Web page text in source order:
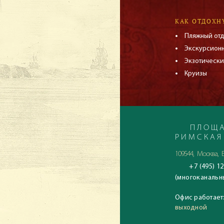
КАК
Пляжный
Круизы
РИМСКАЯ
109544, Москва,
+7 (495)
Офис работает:
выходной